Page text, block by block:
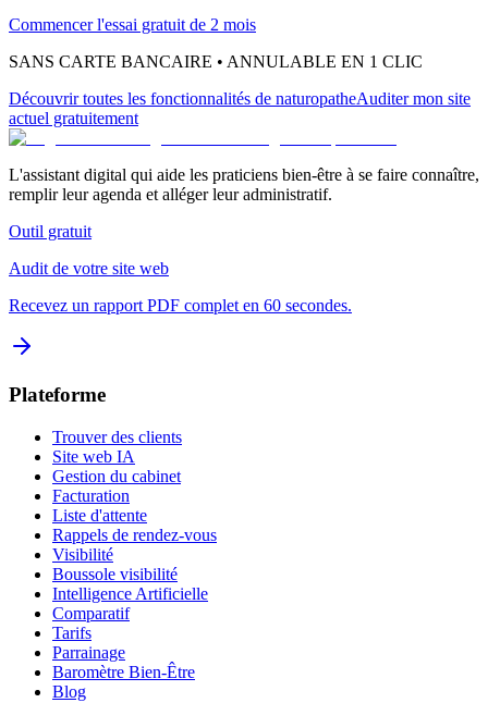
Commencer l'essai gratuit de 2 mois
SANS CARTE BANCAIRE • ANNULABLE EN 1 CLIC
Découvrir toutes les fonctionnalités de naturopatheAuditer mon site
actuel gratuitement
L'assistant digital qui aide les praticiens bien-être à se faire connaître,
remplir leur agenda et alléger leur administratif.
Outil gratuit
Audit de votre site web
Recevez un rapport PDF complet en 60 secondes.
Plateforme
Trouver des clients
Site web IA
Gestion du cabinet
Facturation
Liste d'attente
Rappels de rendez-vous
Visibilité
Boussole visibilité
Intelligence Artificielle
Comparatif
Tarifs
Parrainage
Baromètre Bien-Être
Blog